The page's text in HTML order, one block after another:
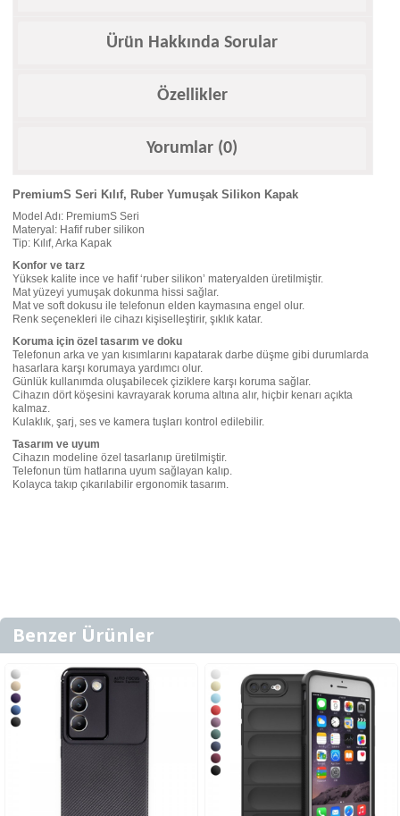
Ürün Hakkında Sorular
Özellikler
Yorumlar (0)
PremiumS Seri Kılıf, Ruber Yumuşak Silikon Kapak
Model Adı: PremiumS Seri
Materyal: Hafif ruber silikon
Tip: Kılıf, Arka Kapak
Konfor ve tarz
Yüksek kalite ince ve hafif ‘ruber silikon’ materyalden üretilmiştir.
Mat yüzeyi yumuşak dokunma hissi sağlar.
Mat ve soft dokusu ile telefonun elden kaymasına engel olur.
Renk seçenekleri ile cihazı kişiselleştirir, şıklık katar.
Koruma için özel tasarım ve doku
Telefonun arka ve yan kısımlarını kapatarak darbe düşme gibi durumlarda
hasarlara karşı korumaya yardımcı olur.
Günlük kullanımda oluşabilecek çiziklere karşı koruma sağlar.
Cihazın dört köşesini kavrayarak koruma altına alır, hiçbir kenarı açıkta
kalmaz.
Kulaklık, şarj, ses ve kamera tuşları kontrol edilebilir.
Tasarım ve uyum
Cihazın modeline özel tasarlanıp üretilmiştir.
Telefonun tüm hatlarına uyum sağlayan kalıp.
Kolayca takıp çıkarılabilir ergonomik tasarım.
Benzer Ürünler